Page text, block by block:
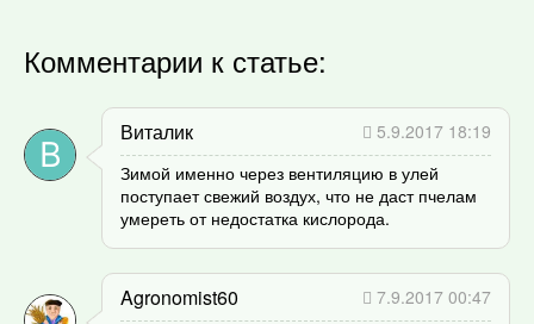
Комментарии к статье:
Виталик
5.9.2017 18:19
Зимой именно через вентиляцию в улей
поступает свежий воздух, что не даст пчелам
умереть от недостатка кислорода.
Agronomist60
7.9.2017 00:47